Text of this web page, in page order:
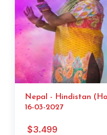
Nepal - Hindistan
16-03-2027
$3.499